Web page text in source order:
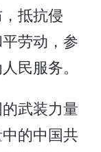
抵抗侵
劳动，参
民服务。
武装力量
的中国共